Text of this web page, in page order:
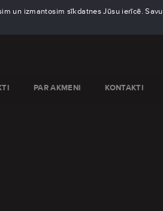
un izmantosim sīkdatnes Jūsu ierīcē. Savu
PAR AKMENI KONTAKTI